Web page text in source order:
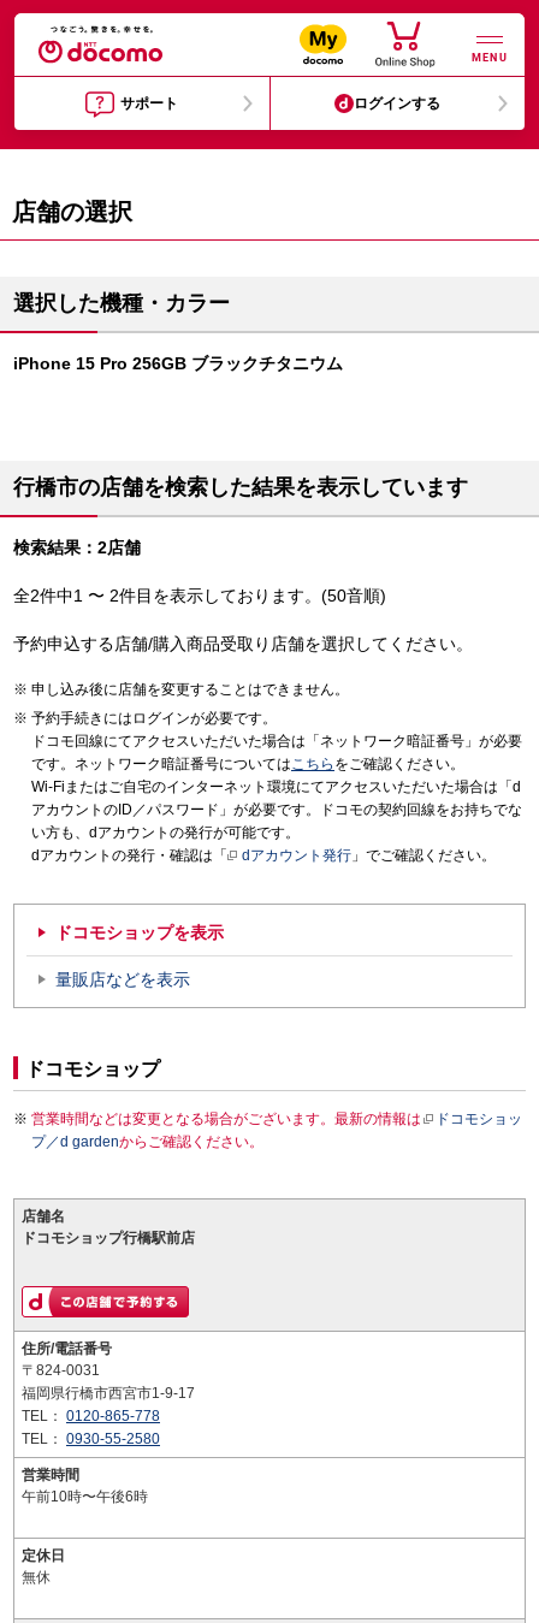
MENU
サポート ログインする
店舗の選択
選択した機種・カラー
iPhone 15 Pro 256GB ブラックチタニウム
行橋市の店舗を検索した結果を表示しています
検索結果：2店舗
全2件中1 〜 2件目を表示しております。(50音順)
予約申込する店舗/購入商品受取り店舗を選択してください。
申し込み後に店舗を変更することはできません。
予約手続きにはログインが必要です。
ドコモ回線にてアクセスいただいた場合は「ネットワーク暗証番号」が必要
です。ネットワーク暗証番号についてはこちら をご確認ください。
Wi-Fiまたはご自宅のインターネット環境にてアクセスいただいた場合は「d
アカウントのID／パスワード」が必要です。ドコモの契約回線をお持ちでな
い方も、dアカウントの発行が可能です。
dアカウントの発行・確認は「
dアカウント発行 」でご確認ください。
ドコモショップを表示
量販店などを表示
ドコモショップ
営業時間などは変更となる場合がございます。最新の情報は
ドコモショッ
プ／d gardenからご確認ください。
店舗名
ドコモショップ行橋駅前店
住所/電話番号
〒824-0031
福岡県行橋市西宮市1-9-17
TEL： 0120-865-778
TEL： 0930-55-2580
営業時間
午前10時〜午後6時
定休日
無休